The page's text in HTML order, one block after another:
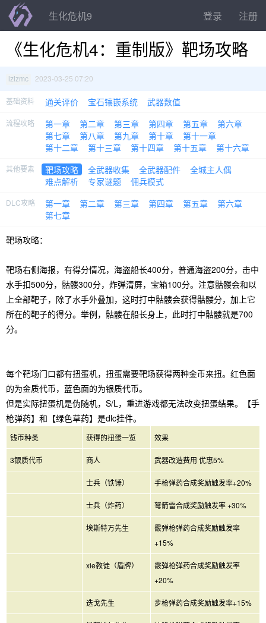
登录 注册
生化危机9
《生化危机4：重制版》靶场攻略
lzlzmc 2023-03-25 07:20
基础资料 通关评价 宝石镶嵌系统 武器数值
流程攻略 第一章 第二章 第三章 第四章 第五章
第六章
第七章
第八章 第九章 第十章
第十一章
第十二章
第十三章 第十四章 第十五章 第十六章
其他要素 靶场攻略 全武器收集 全武器配件
全城主人偶
难点解析
专家谜题 佣兵模式
DLC攻略 第一章 第二章 第三章 第四章 第五章
第六章
第七章
靶场攻略：
靶场右侧海报，有得分情况，海盗船长400分，普通海盗200分，击中
水手扣500分，骷髅300分，炸弹清屏，宝箱100分。注意骷髅会和以
上全部靶子，除了水手外叠加，这时打中骷髅会获得骷髅分，加上它
所在的靶子的得分。举例，骷髅在船长身上，此时打中骷髅就是700
分。
每个靶场门口都有扭蛋机，扭蛋需要靶场获得两种金币来扭。红色面
的为金质代币，蓝色面的为银质代币。
但是实际扭蛋机是伪随机，S/L，重进游戏都无法改变扭蛋结果。【手
枪弹药】和【绿色草药】是dlc挂件。
钱币种类 获得的扭蛋一览 效果
3银质代币 商人 武器改造费用 优惠5%
士兵（铁锤） 手枪弹药合成奖励触发率+20%
士兵（炸药） 弩箭雷合成奖励触发率 +30%
埃斯特万先生
霰弹枪弹药合成奖励触发率
+15%
xie教徒（盾牌）
霰弹枪弹药合成奖励触发率
+20%
迭戈先生 步枪弹药合成奖励触发率+15%